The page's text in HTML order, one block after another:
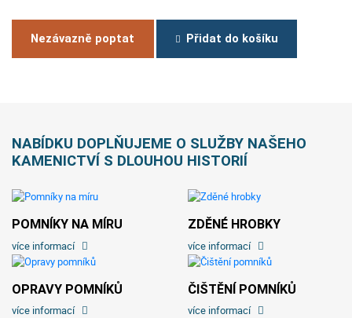
Nezávazně poptat Přidat do košíku
NABÍDKU DOPLŇUJEME O SLUŽBY NAŠEHO
KAMENICTVÍ S DLOUHOU HISTORIÍ
POMNÍKY NA MÍRU
více informací
ZDĚNÉ HROBKY
více informací
OPRAVY POMNÍKŮ
více informací
ČIŠTĚNÍ POMNÍKŮ
více informací